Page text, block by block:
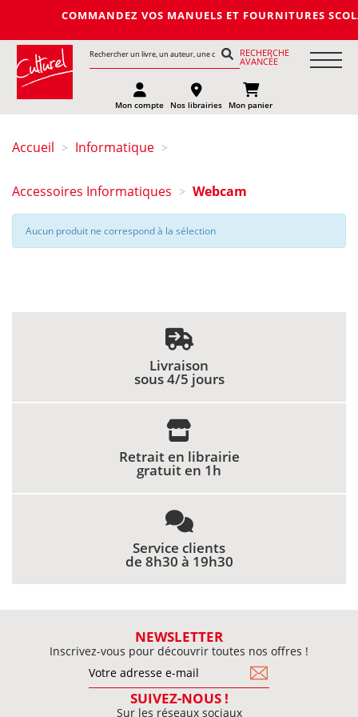
COMMANDEZ VOS MANUELS ET
RECHERCHE
AVANCÉE
Mon compte Nos librairies Mon panier
Accueil > Informatique >
Accessoires Informatiques > Webcam
Aucun produit ne correspond à la sélection
Livraison
sous 4/5 jours
Retrait en librairie
gratuit en 1h
Service clients
de 8h30 à 19h30
NEWSLETTER
Inscrivez-vous pour découvrir toutes nos offres !
SUIVEZ-NOUS !
Sur les réseaux sociaux